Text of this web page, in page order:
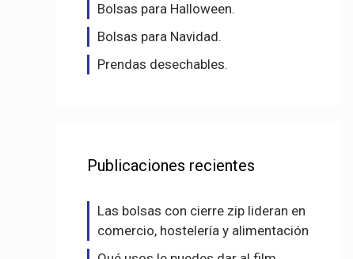
Bolsas para Halloween.
Bolsas para Navidad.
Prendas desechables.
Publicaciones recientes
Las bolsas con cierre zip lideran en
comercio, hostelería y alimentación